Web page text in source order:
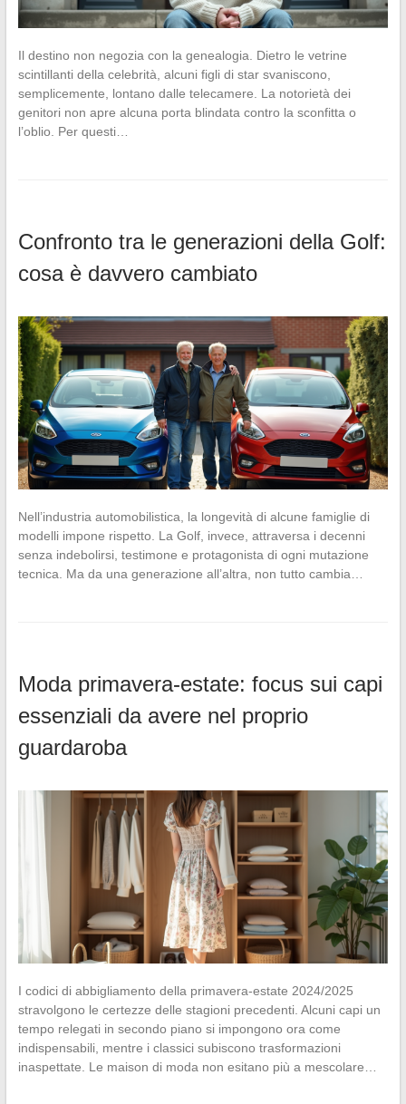
Il destino non negozia con la genealogia. Dietro le vetrine
scintillanti della celebrità, alcuni figli di star svaniscono,
semplicemente, lontano dalle telecamere. La notorietà dei
genitori non apre alcuna porta blindata contro la sconfitta o
l’oblio. Per questi…
Confronto tra le generazioni della Golf:
cosa è davvero cambiato
Nell’industria automobilistica, la longevità di alcune famiglie di
modelli impone rispetto. La Golf, invece, attraversa i decenni
senza indebolirsi, testimone e protagonista di ogni mutazione
tecnica. Ma da una generazione all’altra, non tutto cambia…
Moda primavera-estate: focus sui capi
essenziali da avere nel proprio
guardaroba
I codici di abbigliamento della primavera-estate 2024/2025
stravolgono le certezze delle stagioni precedenti. Alcuni capi un
tempo relegati in secondo piano si impongono ora come
indispensabili, mentre i classici subiscono trasformazioni
inaspettate. Le maison di moda non esitano più a mescolare…